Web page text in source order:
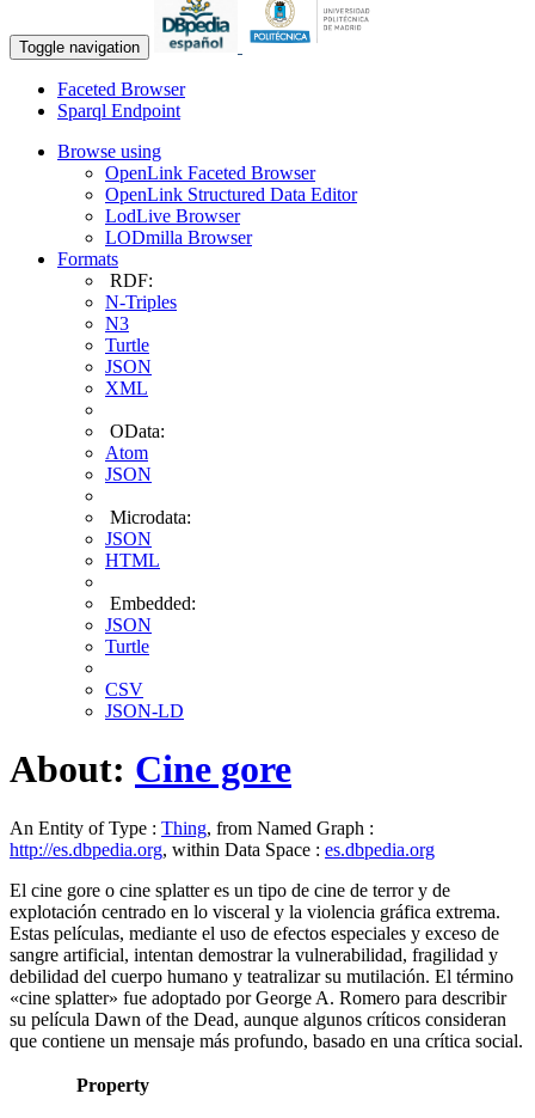
Toggle navigation
Faceted Browser
Sparql Endpoint
Browse using
OpenLink Faceted Browser
OpenLink Structured Data Editor
LodLive Browser
LODmilla Browser
Formats
RDF:
N-Triples
N3
Turtle
JSON
XML
OData:
Atom
JSON
Microdata:
JSON
HTML
Embedded:
JSON
Turtle
CSV
JSON-LD
About: Cine gore
An Entity of Type : Thing, from Named Graph :
http://es.dbpedia.org, within Data Space : es.dbpedia.org
El cine gore o cine splatter es un tipo de cine de terror y de
explotación centrado en lo visceral y la violencia gráfica extrema.
Estas películas, mediante el uso de efectos especiales y exceso de
sangre artificial, intentan demostrar la vulnerabilidad, fragilidad y
debilidad del cuerpo humano y teatralizar su mutilación. El término
«cine splatter» fue adoptado por George A. Romero para describir
su película Dawn of the Dead, aunque algunos críticos consideran
que contiene un mensaje más profundo, basado en una crítica social.​
Property